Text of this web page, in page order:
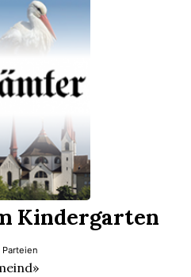
Kindergarten
Parteien